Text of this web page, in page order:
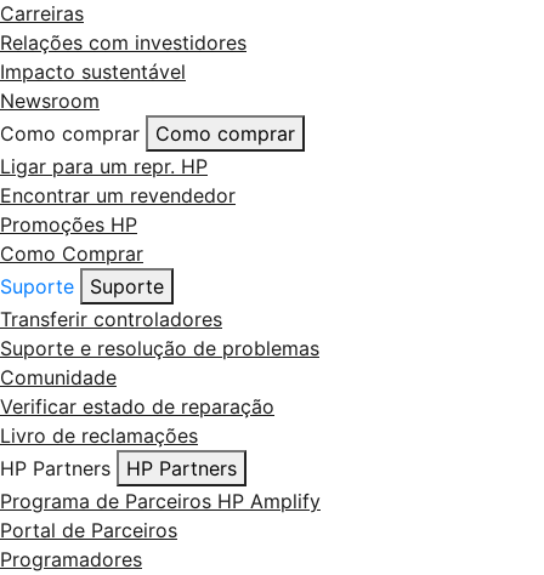
Carreiras
Relações com investidores
Impacto sustentável
Newsroom
Como comprar
Como comprar
Ligar para um repr. HP
Encontrar um revendedor
Promoções HP
Como Comprar
Suporte
Suporte
Transferir controladores
Suporte e resolução de problemas
Comunidade
Verificar estado de reparação
Livro de reclamações
HP Partners
HP Partners
Programa de Parceiros HP Amplify
Portal de Parceiros
Programadores